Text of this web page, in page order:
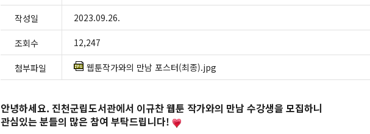
작성일 2023.09.26.
조회수 12,247
첨부파일 웹툰작가와의 만남 포스터(최종).jpg
안녕하세요. 진천군립도서관에서 이규찬 웹툰 작가와의 만남 수강생을 모집하니
관심있는 분들의 많은 참여 부탁드립니다!